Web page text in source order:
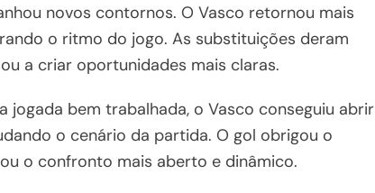
novos contornos. O Vasco retornou mais
o ritmo do jogo. As substituições deram
a criar oportunidades mais claras.
jogada bem trabalhada, o Vasco conseguiu abrir
o cenário da partida. O gol obrigou o
o confronto mais aberto e dinâmico.